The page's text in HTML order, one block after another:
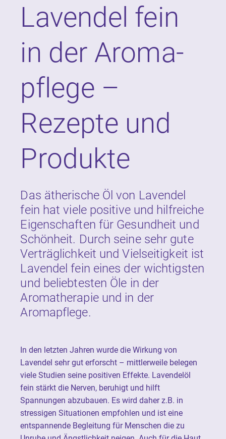
Lavendel fein
in der Aroma­
pflege –
Rezepte und
Produkte
Das ätherische Öl von Lavendel
fein hat viele positive und hilfreiche
Eigenschaften für Gesundheit und
Schönheit. Durch seine sehr gute
Verträglichkeit und Vielseitigkeit ist
Lavendel fein eines der wichtigsten
und beliebtesten Öle in der
Aromatherapie und in der
Aromapflege.
In den letzten Jahren wurde die Wirkung von
Lavendel sehr gut erforscht – mittlerweile belegen
viele Studien seine positiven Effekte. Lavendelöl
fein stärkt die Nerven, beruhigt und hilft
Spannungen abzubauen. Es wird daher z.B. in
stressigen Situationen empfohlen und ist eine
entspannende Begleitung für Menschen die zu